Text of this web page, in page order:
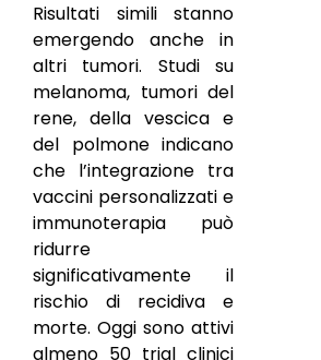
Risultati simili stanno
emergendo anche in
altri tumori. Studi su
melanoma, tumori del
rene, della vescica e
del polmone indicano
che l’integrazione tra
vaccini personalizzati e
immunoterapia può
ridurre
significativamente il
rischio di recidiva e
morte. Oggi sono attivi
almeno 50 trial clinici